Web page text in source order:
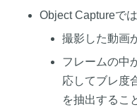
Object Captureで
撮影した動画
フレームの中
応してブレ度
を抽出するこ